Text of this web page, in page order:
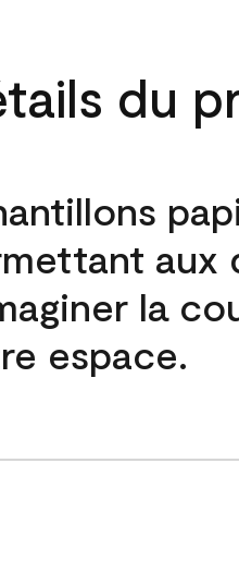
du
aux
la
espace.